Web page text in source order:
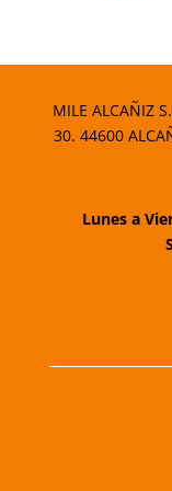
3,65 €.
MILE ALCAÑIZ
30. 44600
Lunes a